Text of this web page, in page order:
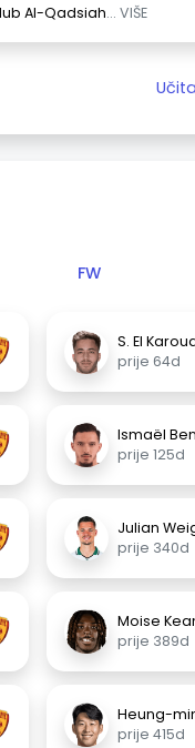
Al-Qadsiah... VIŠE
FW
S. El
prije 64d
Ismaël
prije 125d
Julian
prije 340d
Moise
prije 389d
Heung-
prije 415d